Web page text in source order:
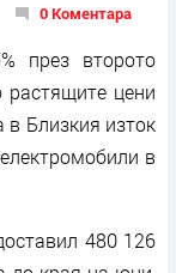
0 Коментара
през второто
растящите цени
в Близкия изток
в
480 126